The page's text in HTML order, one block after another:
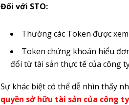
Đối với STO:
Thường các Token được xem
Token chứng khoán hiểu
đổi từ tài sản thực tế của công
Sự khác biệt có thể dễ nhìn thấy
quyền sở hữu tài sản của công ty